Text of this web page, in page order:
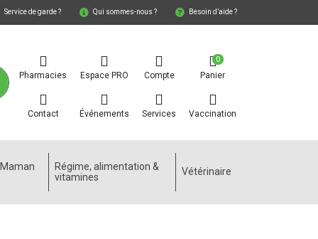
Service de garde ? Qui sommes-nous ? Besoin d’aide ?
Pharmacies
Contact
Espace PRO
Événements
Compte
Services
Panier
0
Vaccination
Régime, alimentation &
vitamines
Vétérinaire